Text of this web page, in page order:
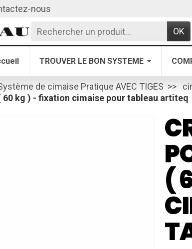
nous
OK
TROUVER LE BON SYSTEME
de cimaise Pratique AVEC TIGES
kg ) - fixation cimaise pour tableau artiteq
(